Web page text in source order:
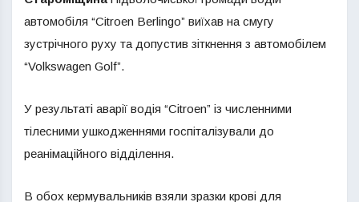
автомобіля “Citroen Berlingo” виїхав на смугу
зустрічного руху та допустив зіткнення з автомобілем
“Volkswagen Golf”.
У результаті аварії водія “Citroen” із численними
тілесними ушкодженнями госпіталізували до
реанімаційного відділення.
В обох кермувальників взяли зразки крові для